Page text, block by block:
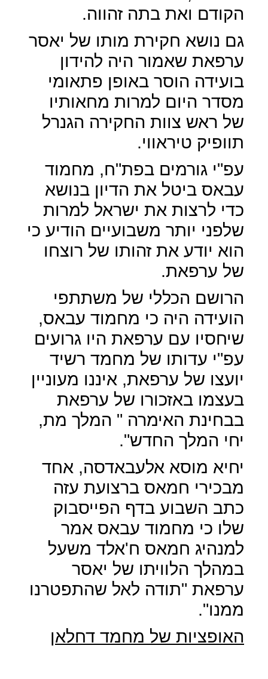
הקודם ואת בתה זהווה.
גם נושא חקירת מותו של יאסר
ערפאת שאמור היה להידון
בועידה הוסר באופן פתאומי
מסדר היום למרות מחאותיו
של ראש צוות החקירה הגנרל
תוופיק טיראווי.
עפ"י גורמים בפת"ח, מחמוד
עבאס ביטל את הדיון בנושא
כדי לרצות את ישראל למרות
שלפני יותר משבועיים הודיע כי
הוא יודע את זהותו של רוצחו
של ערפאת.
הרושם הכללי של משתתפי
הועידה היה כי מחמוד עבאס,
שיחסיו עם ערפאת היו גרועים
עפ"י עדותו של מחמד רשיד
יועצו של ערפאת, איננו מעוניין
בעצמו באזכורו של ערפאת
בבחינת האימרה " המלך מת,
יחי המלך החדש".
יחיא מוסא אלעבאדסה, אחד
מבכירי חמאס ברצועת עזה
כתב השבוע בדף הפייסבוק
שלו כי מחמוד עבאס אמר
למנהיג חמאס ח'אלד משעל
במהלך הלוויתו של יאסר
ערפאת "תודה לאל שהתפטרנו
ממנו".
האופציות של מחמד דחלאן